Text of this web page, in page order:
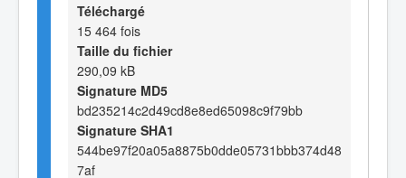
Téléchargé
15 464 fois
Taille du fichier
290,09 kB
Signature MD5
bd235214c2d49cd8e8ed65098c9f79bb
Signature SHA1
544be97f20a05a8875b0dde05731bbb374d48
7af